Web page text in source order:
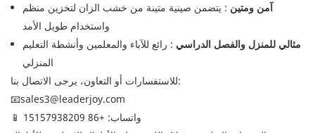
آمن ومتين : يتضمن صينية متينة من خشب الزان لتخزين منظم
واستخدام طويل الأمد
مثالي للمنزل والفصل الدراسي : رائع للآباء والمعلمين وأنشطة التعليم
المنزلي
للاستفسارات أو التعاون، يرجى الاتصال بنا:
📧sales3@leaderjoy.com
📱 واتساب: +86 15157938209